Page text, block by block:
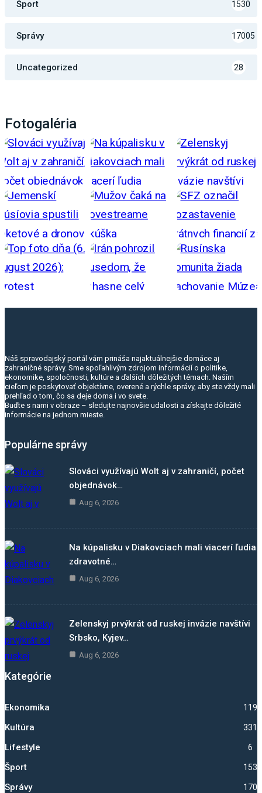
Šport 1530
Správy 17005
Uncategorized 28
Fotogaléria
Náš spravodajský portál vám prináša najaktuálnejšie domáce aj
zahraničné správy. Sme spoľahlivým zdrojom informácií o politike,
ekonomike, spoločnosti, kultúre a ďalších dôležitých témach. Naším
cieľom je poskytovať objektívne, overené a rýchle správy, aby ste vždy mali
prehľad o tom, čo sa deje doma i vo svete.
Buďte s nami v obraze – sledujte najnovšie udalosti a získajte dôležité
informácie na jednom mieste.
Populárne správy
Slováci využívajú Wolt aj v zahraničí, počet
objednávok…
Aug 6, 2026
Na kúpalisku v Diakovciach mali viacerí ľudia
zdravotné…
Aug 6, 2026
Zelenskyj prvýkrát od ruskej invázie navštívi
Srbsko, Kyjev…
Aug 6, 2026
Kategórie
Ekonomika 1192
Kultúra 331
Lifestyle 6
Šport 1530
Správy